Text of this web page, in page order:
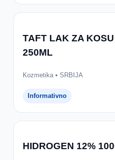
TAFT LAK ZA
250ML
Kozmetika • SRBIJA
Informativno
HIDROGEN 12%